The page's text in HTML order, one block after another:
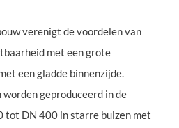
verenigt de voordelen van
met een grote
een gladde binnenzijde.
geproduceerd in de
tot DN 400 in starre buizen met